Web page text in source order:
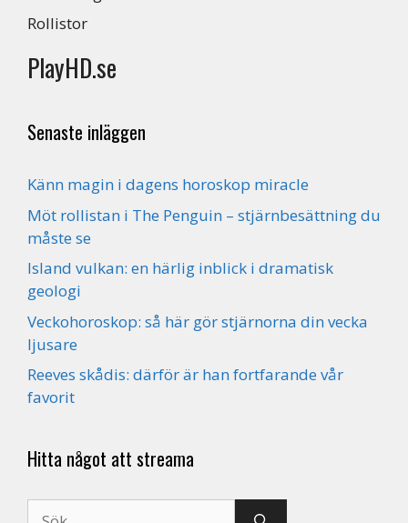
Rollistor
PlayHD.se
Senaste inläggen
Känn magin i dagens horoskop miracle
Möt rollistan i The Penguin – stjärnbesättning du
måste se
Island vulkan: en härlig inblick i dramatisk
geologi
Veckohoroskop: så här gör stjärnorna din vecka
ljusare
Reeves skådis: därför är han fortfarande vår
favorit
Hitta något att streama